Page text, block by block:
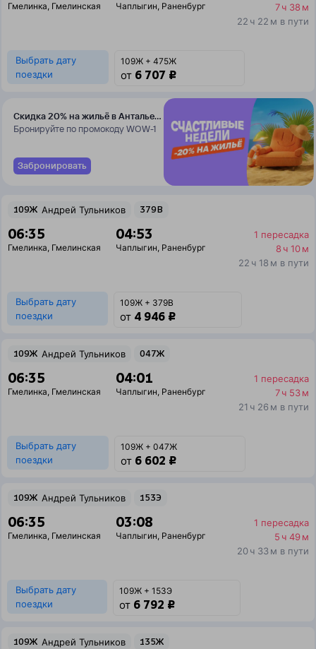
Гмелинка, Гмелинская Чаплыгин, Раненбург
7 ч 38 м
22 ч 22 м в пути
Выбрать дату
поездки
109Ж + 475Ж
от 6 707 ₽
Скидка 20% на жильё в Анталье
и Даламане
Бронируйте по промокоду WOW-1
Забронировать
109Ж Андрей Тульников 379В
06:35
Гмелинка, Гмелинская
04:53
Чаплыгин, Раненбург
1 пересадка
8 ч 10 м
22 ч 18 м в пути
Выбрать дату
поездки
109Ж + 379В
от 4 946 ₽
109Ж Андрей Тульников 047Ж
06:35
Гмелинка, Гмелинская
04:01
Чаплыгин, Раненбург
1 пересадка
7 ч 53 м
21 ч 26 м в пути
Выбрать дату
поездки
109Ж + 047Ж
от 6 602 ₽
109Ж Андрей Тульников 153Э
06:35
Гмелинка, Гмелинская
03:08
Чаплыгин, Раненбург
1 пересадка
5 ч 49 м
20 ч 33 м в пути
Выбрать дату
поездки
109Ж + 153Э
от 6 792 ₽
109Ж Андрей Тульников 135Ж